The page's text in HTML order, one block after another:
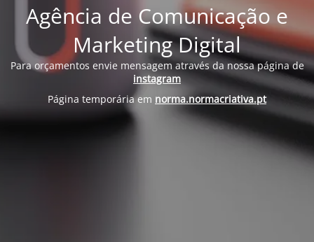
Agência de Comunicação e
Marketing Digital
Para orçamentos envie mensagem através da nossa página de
instagram
Página temporária em norma.normacriativa.pt